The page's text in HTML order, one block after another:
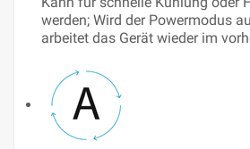
werden; Wird der Powermodus
arbeitet das Gerät wieder im